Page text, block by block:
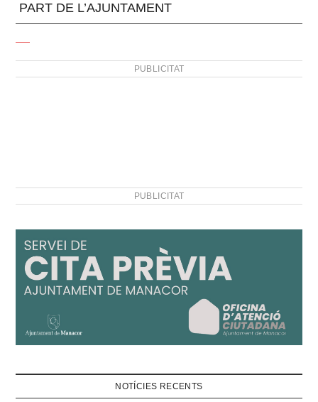
PART DE L’AJUNTAMENT
PUBLICITAT
PUBLICITAT
NOTÍCIES RECENTS